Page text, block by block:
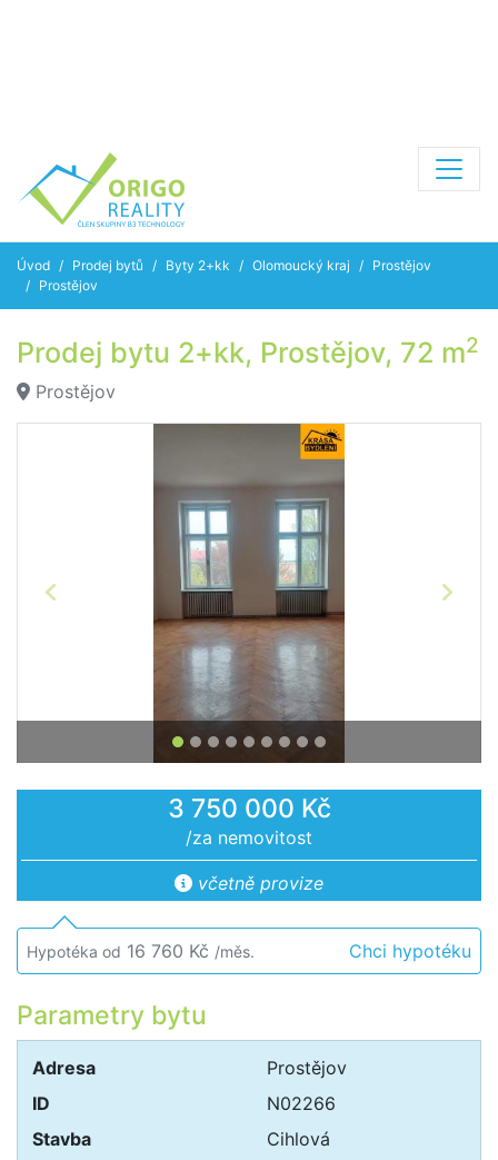
Úvod Prodej bytů Byty 2+kk Olomoucký kraj
Prostějov
Prostějov
Prodej bytu 2+kk, Prostějov, 72 m2
Prostějov
Předchozí Další
3 750 000 Kč
/za nemovitost
včetně provize
Hypotéka od 16 760 Kč /měs. Chci hypotéku
Parametry bytu
Adresa
Prostějov
ID
N02266
Stavba
Cihlová